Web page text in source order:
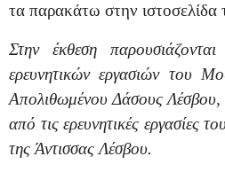
τα παρακάτω στην ιστοσελίδα
Στην έκθεση
ερευνητικών εργασιών του
Απολιθωμένου Δάσους
από τις ερευνητικές εργασίες
της Άντισσας Λέσβου.